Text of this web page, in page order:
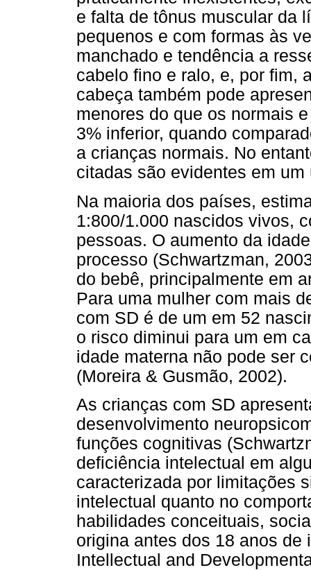
e falta de tônus muscular da
pequenos e com formas às
manchado e tendência a
cabelo fino e ralo, e, por fim,
cabeça também pode
menores do que os normais
3% inferior, quando
a crianças normais. No
citadas são evidentes em um
Na maioria dos países,
1:800/1.000 nascidos vivos,
pessoas. O aumento da
processo (Schwartzman,
do bebê, principalmente em
Para uma mulher com mais
com SD é de um em 52
o risco diminui para um em
idade materna não pode ser
(Moreira & Gusmão, 2002).
As crianças com SD
desenvolvimento
funções cognitivas
deficiência intelectual em
caracterizada por limitações
intelectual quanto no
habilidades conceituais,
origina antes dos 18 anos
Intellectual and